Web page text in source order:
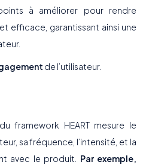
à améliorer pour rendre
efficace, garantissant ainsi une
de l’utilisateur.
framework HEART mesure le
sa fréquence, l’intensité, et la
avec le produit. Par exemple,